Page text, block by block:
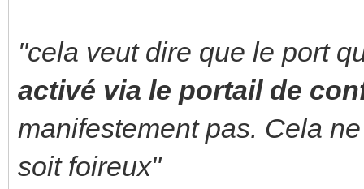
"cela veut dire que le port
activé via le portail de
manifestement pas. Cela
soit foireux"